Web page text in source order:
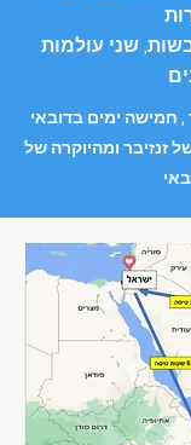
שני עולמות
, חמישה ימים בדובאי
זנזיבר ומהיוקרה של